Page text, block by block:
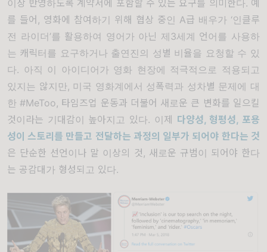
이상 반영하도록 계약서에 포함할 수 있는 요구를 의미한다. 예
를 들어, 영화에 참여하기 위해 협상 중인 A급 배우가 ‘인클루
전 라이더’를 활용하여 영어가 아닌 제3세계 언어를 사용하
는 캐릭터를 요구하거나 출연진의 성별 비율을 요청할 수 있
다. 아직 이 아이디어가 영화 현장에 적극적으로 적용되고
있지는 않지만, 미국 영화계에서 성폭력과 성차별 문제에 대
한 #MeToo, 타임즈업 운동과 더불어 새로운 큰 변화를 일으킬
것이라는 기대감이 높아지고 있다. 이제 다양성, 형평성, 포용
성이 스토리를 만들고 전달하는 과정의 일부가 되어야 한다는 것
은 단순한 선언이나 말 이상의 것, 새로운 규범이 되어야 한다
는 공감대가 형성되고 있다.